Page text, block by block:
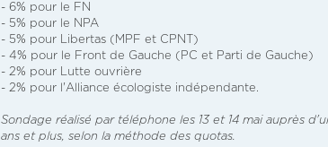
- 6% pour le FN
- 5% pour le NPA
- 5% pour Libertas (MPF et CPNT)
- 4% pour le Front de Gauche (PC et Parti de Gauche)
- 2% pour Lutte ouvrière
- 2% pour l'Alliance écologiste indépendante.
Sondage réalisé par téléphone les 13 et 14 mai auprès
ans et plus, selon la méthode des quotas.